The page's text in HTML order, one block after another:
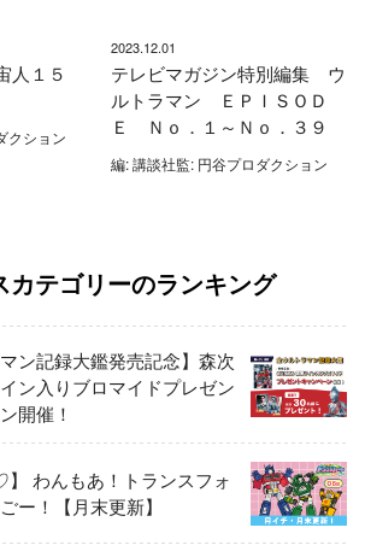
人１５
クション
2023.12.01
テレビマガジン特別編集 ウ
ルトラマン ＥＰＩＳＯＤ
Ｅ Ｎｏ．１～Ｎｏ．３９
編: 講談社監: 円谷プロダクション
カテゴリーのランキング
マン記録大鑑発売記念】森次
ン入りブロマイドプレゼン
開催！
】 わんもあ！トランスフォ
ー！【月末更新】